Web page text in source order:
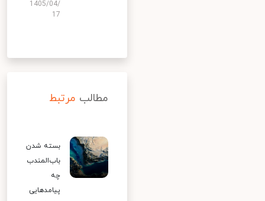
1405/04/
17
مطالب مرتبط
بسته شدن
باب‌المندب
چه
پیامدهایی